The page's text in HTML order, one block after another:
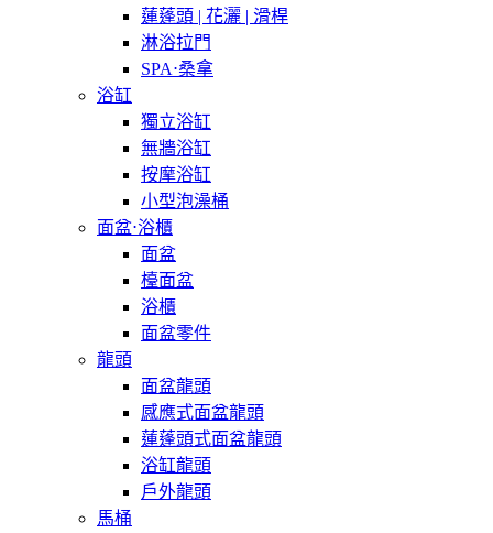
蓮蓬頭 | 花灑 | 滑桿
淋浴拉門
SPA⋅桑拿
浴缸
獨立浴缸
無牆浴缸
按摩浴缸
小型泡澡桶
面盆⋅浴櫃
面盆
檯面盆
浴櫃
面盆零件
龍頭
面盆龍頭
感應式面盆龍頭
蓮蓬頭式面盆龍頭
浴缸龍頭
戶外龍頭
馬桶